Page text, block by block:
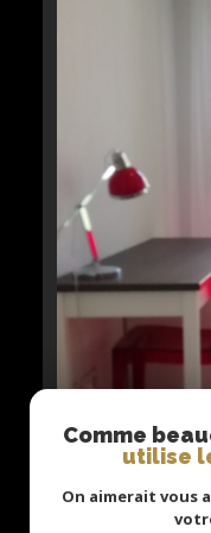
Comme
utilise
On aimerait vous